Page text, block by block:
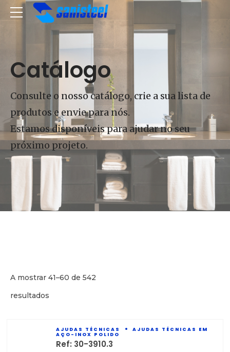
Catálogo
Consulte o nosso catálogo, crie a sua lista de
produtos e envie para nós.
Estamos disponíveis para ajudar no seu
próximo projeto.
A mostrar 41–60 de 542
resultados
AJUDAS TÉCNICAS
AJUDAS TÉCNICAS EM
AÇO-INOX POLIDO
Ref: 30-3910.3